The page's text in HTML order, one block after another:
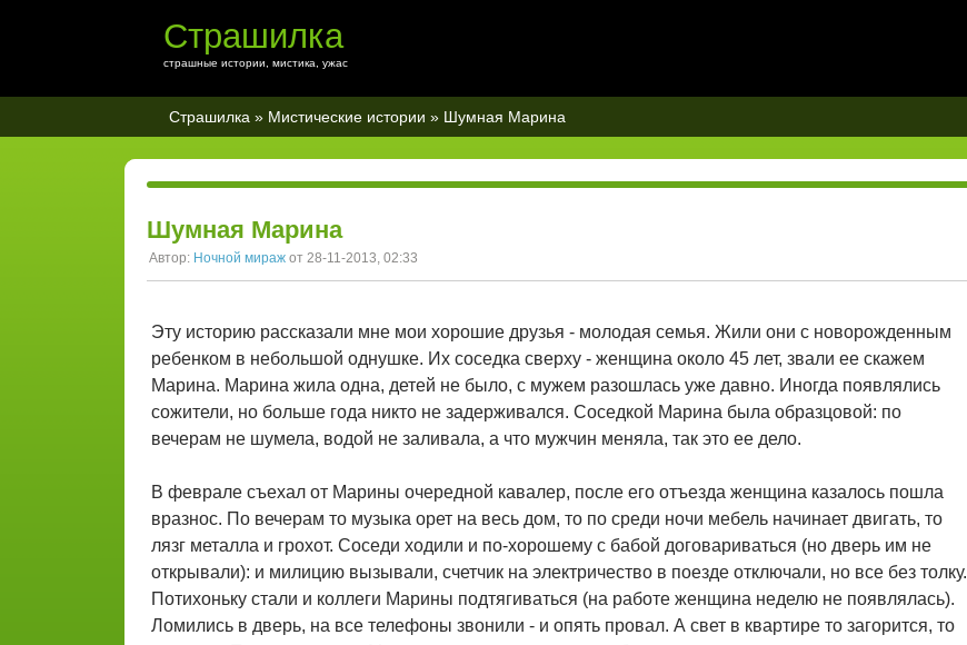
Страшилка
страшные истории, мистика, ужас
Страшилка » Мистические истории » Шумная Марина
Шумная Марина
Автор: Ночной мираж от 28-11-2013, 02:33
Эту историю рассказали мне мои хорошие друзья - молодая семья. Жили они с новорожденным
ребенком в небольшой однушке. Их соседка сверху - женщина около 45 лет, звали ее скажем
Марина. Марина жила одна, детей не было, с мужем разошлась уже давно. Иногда появлялись
сожители, но больше года никто не задерживался. Соседкой Марина была образцовой: по
вечерам не шумела, водой не заливала, а что мужчин меняла, так это ее дело.
В феврале съехал от Марины очередной кавалер, после его отъезда женщина казалось пошла
вразнос. По вечерам то музыка орет на весь дом, то по среди ночи мебель начинает двигать, то
лязг металла и грохот. Соседи ходили и по-хорошему с бабой договариваться (но дверь им не
открывали): и милицию вызывали, счетчик на электричество в поезде отключали, но все без толку.
Потихоньку стали и коллеги Марины подтягиваться (на работе женщина неделю не появлялась).
Ломились в дверь, на все телефоны звонили - и опять провал. А свет в квартире то загорится, то